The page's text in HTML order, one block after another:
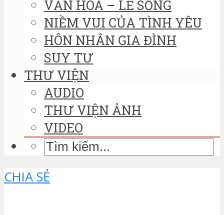
VĂN HÓA – LẼ SỐNG
NIỀM VUI CỦA TÌNH YÊU
HÔN NHÂN GIA ĐÌNH
SUY TƯ
THƯ VIỆN
AUDIO
THƯ VIỆN ẢNH
VIDEO
CHIA SẺ